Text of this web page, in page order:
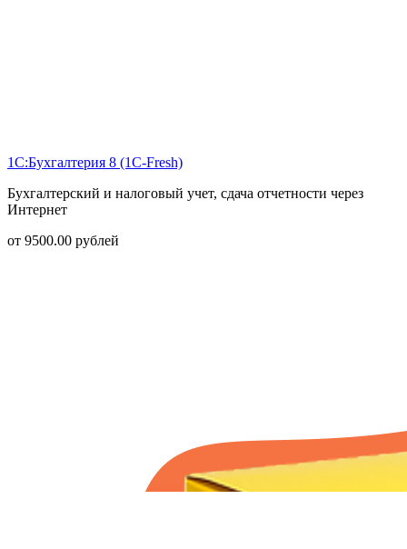
1С:Бухгалтерия 8 (1С-Fresh)
Бухгалтерский и налоговый учет, сдача отчетности через
Интернет
от 9500.00 рублей